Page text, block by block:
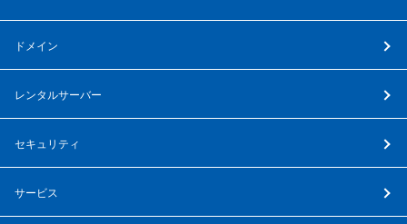
ドメイン
レンタルサーバー
セキュリティ
サービス